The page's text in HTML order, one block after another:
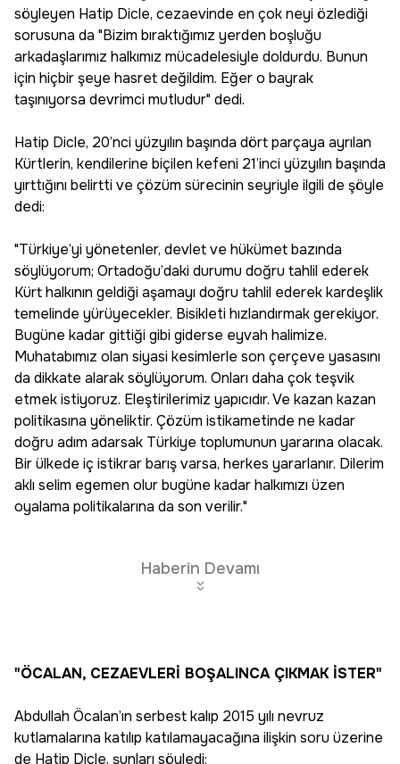
söyleyen Hatip Dicle, cezaevinde en çok neyi özlediği
sorusuna da "Bizim bıraktığımız yerden boşluğu
arkadaşlarımız halkımız mücadelesiyle doldurdu. Bunun
için hiçbir şeye hasret değildim. Eğer o bayrak
taşınıyorsa devrimci mutludur" dedi.
Hatip Dicle, 20’nci yüzyılın başında dört parçaya ayrılan
Kürtlerin, kendilerine biçilen kefeni 21’inci yüzyılın başında
yırttığını belirtti ve çözüm sürecinin seyriyle ilgili de şöyle
dedi:
"Türkiye’yi yönetenler, devlet ve hükümet bazında
söylüyorum; Ortadoğu’daki durumu doğru tahlil ederek
Kürt halkının geldiği aşamayı doğru tahlil ederek kardeşlik
temelinde yürüyecekler. Bisikleti hızlandırmak gerekiyor.
Bugüne kadar gittiği gibi giderse eyvah halimize.
Muhatabımız olan siyasi kesimlerle son çerçeve yasasını
da dikkate alarak söylüyorum. Onları daha çok teşvik
etmek istiyoruz. Eleştirilerimiz yapıcıdır. Ve kazan kazan
politikasına yöneliktir. Çözüm istikametinde ne kadar
doğru adım adarsak Türkiye toplumunun yararına olacak.
Bir ülkede iç istikrar barış varsa, herkes yararlanır. Dilerim
aklı selim egemen olur bugüne kadar halkımızı üzen
oyalama politikalarına da son verilir."
Haberin Devamı
"ÖCALAN, CEZAEVLERİ BOŞALINCA ÇIKMAK İSTER"
Abdullah Öcalan’ın serbest kalıp 2015 yılı nevruz
kutlamalarına katılıp katılamayacağına ilişkin soru üzerine
de Hatip Dicle, şunları söyledi: